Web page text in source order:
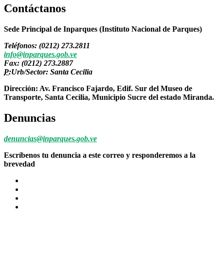
Contáctanos
Sede Principal de Inparques (Instituto Nacional de Parques)
Teléfonos: (0212) 273.2811
info@inparques.gob.ve
Fax: (0212) 273.2887
P:Urb/Sector: Santa Cecilia
Dirección: Av. Francisco Fajardo, Edif. Sur del Museo de
Transporte, Santa Cecilia, Municipio Sucre del estado Miranda.
Denuncias
denuncias@inparques.gob.ve
Escríbenos tu denuncia a este correo y responderemos a la
brevedad